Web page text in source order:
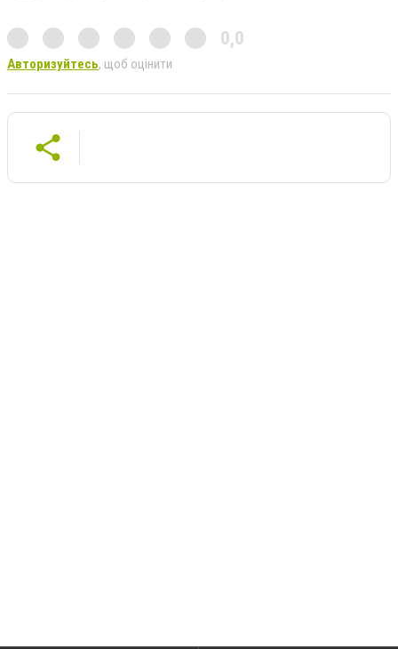
0,0
Авторизуйтесь, щоб оцінити